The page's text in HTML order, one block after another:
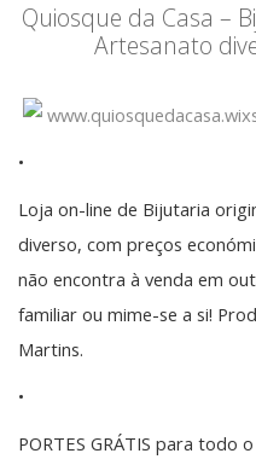
Quiosque da Casa –
Artesanato
•
Loja on-line de Bijutaria
diverso, com preços
não encontra à venda em
familiar ou mime-se a si!
Martins.
•
PORTES GRÁTIS para todo